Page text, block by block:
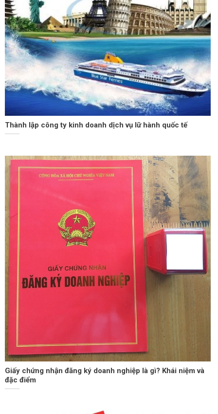
Thành lập công ty kinh doanh dịch vụ lữ hành quốc tế
Giấy chứng nhận đăng ký doanh nghiệp là gì? Khái niệm và
đặc điểm